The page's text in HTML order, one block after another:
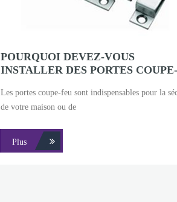
POURQUOI DEVEZ-VOUS
INSTALLER DES PORTES COUPE-
Les portes coupe-feu sont indispensables pour la
de votre maison ou de
Plus